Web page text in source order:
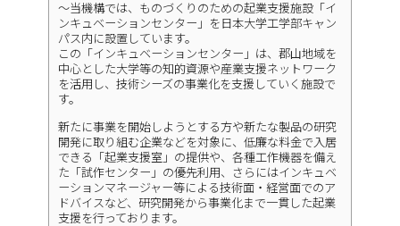
～当機構では、ものづくりのための起業支援施設「イ
ンキュベーションセンター」を日本大学工学部キャン
パス内に設置しています。
この「インキュベーションセンター」は、郡山地域を
中心とした大学等の知的資源や産業支援ネットワーク
を活用し、技術シーズの事業化を支援していく施設で
す。
新たに事業を開始しようとする方や新たな製品の研究
開発に取り組む企業などを対象に、低廉な料金で入居
できる「起業支援室」の提供や、各種工作機器を備え
た「試作センター」の優先利用、さらにはインキュベ
ーションマネージャー等による技術面・経営面でのア
ドバイスなど、研究開発から事業化まで一貫した起業
支援を行っております。